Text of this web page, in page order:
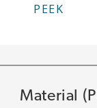
Material
PEEK